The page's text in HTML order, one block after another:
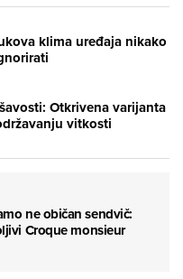
klima uređaja nikako
Otkrivena varijanta
vitkosti
ne običan sendvič:
Croque monsieur